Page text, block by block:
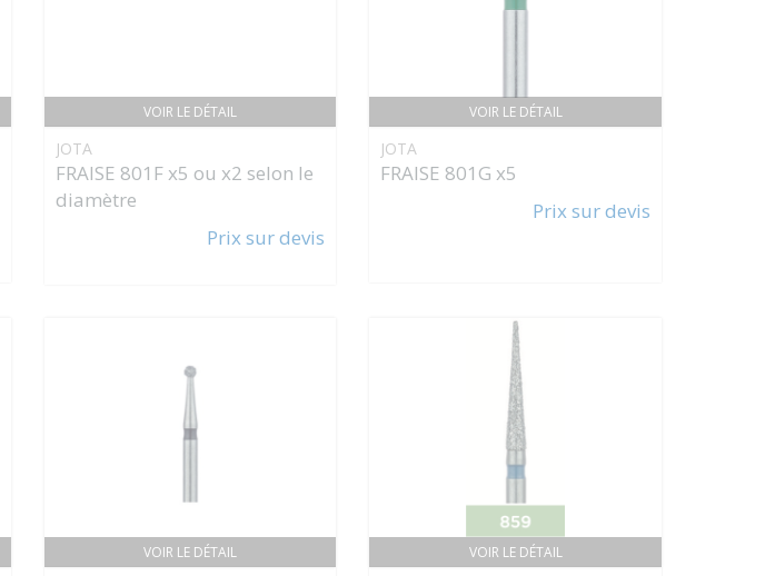
VOIR LE DÉTAIL
JOTA
FRAISE 801F x5 ou x2 selon le
diamètre
Prix sur devis
VOIR LE DÉTAIL
JOTA
FRAISE 801G x5
Prix sur devis
VOIR LE DÉTAIL VOIR LE DÉTAIL